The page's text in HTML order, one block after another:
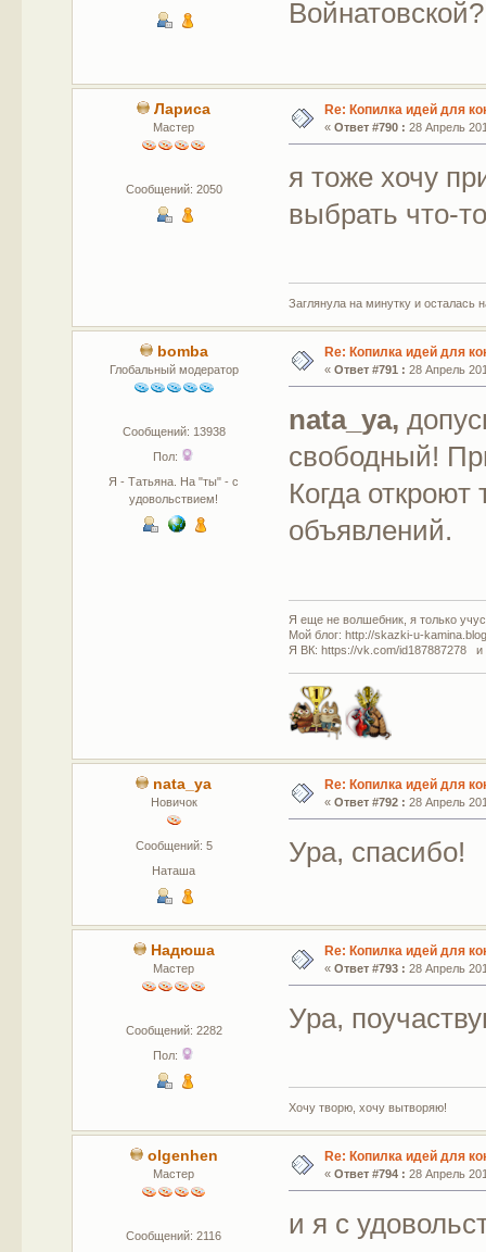
Лариса
Мастер
Сообщений: 2050
Re: Копилка идей для
« Ответ #790 : 28 Апрель
я тоже хочу
выбрать что-
Заглянула на минутку и осталась
bomba
Глобальный модератор
Сообщений: 13938
Пол:
Я - Татьяна. На "ты" - с
удовольствием!
Re: Копилка идей для
« Ответ #791 : 28 Апрель
nata_ya,
свободный!
Когда
объявлений.
Я еще не волшебник, я только
Мой блог: http://skazki-u-
Я ВК: https://vk.com/id187887278 и
nata_ya
Новичок
Сообщений: 5
Наташа
Re: Копилка идей для
« Ответ #792 : 28 Апрель
Ура, спасибо!
Надюша
Мастер
Сообщений: 2282
Пол:
Re: Копилка идей для
« Ответ #793 : 28 Апрель
Ура,
Хочу творю, хочу вытворяю!
olgenhen
Мастер
Сообщений: 2116
Re: Копилка идей для
« Ответ #794 : 28 Апрель
и я с